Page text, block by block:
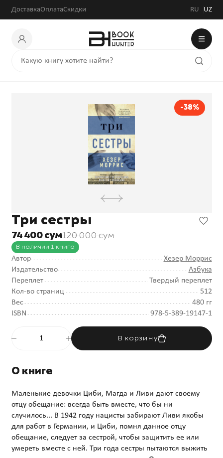
ДоставкаОплатаСкидки RU UZ
-38%
Три сестры
74 400 сум120 000 сум
В наличии 1 книга
Автор
Хезер Моррис
Издательство
Азбука
Переплет
Твердый переплет
Кол-во страниц
512
Вес
480 гг
ISBN
978-5-389-19147-1
В корзину
О книге
Маленькие девочки Циби, Магда и Ливи дают своему
отцу обещание: всегда быть вместе, что бы ни
случилось... В 1942 году нацисты забирают Ливи якобы
для работ в Германии, и Циби, помня данное отцу
обещание, следует за сестрой, чтобы защитить ее или
умереть вместе с ней. Три года сестры пытаются выжить